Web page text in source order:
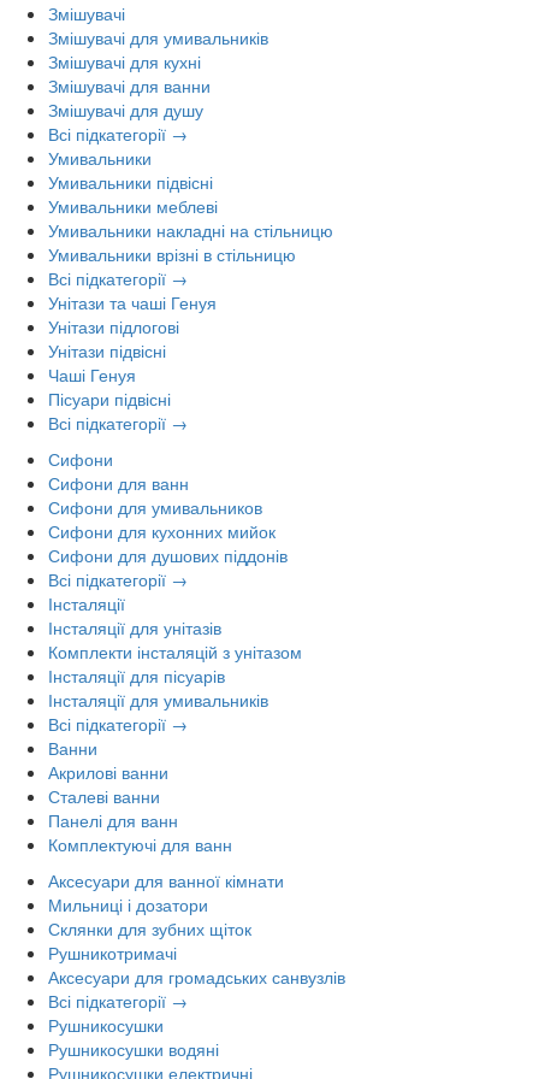
Змішувачі
Змішувачі для умивальників
Змішувачі для кухні
Змішувачі для ванни
Змішувачі для душу
Всі підкатегорії →
Умивальники
Умивальники підвісні
Умивальники меблеві
Умивальники накладні на стільницю
Умивальники врізні в стільницю
Всі підкатегорії →
Унітази та чаші Генуя
Унітази підлогові
Унітази підвісні
Чаші Генуя
Пісуари підвісні
Всі підкатегорії →
Сифони
Сифони для ванн
Сифони для умивальников
Сифони для кухонних мийок
Сифони для душових піддонів
Всі підкатегорії →
Інсталяції
Інсталяції для унітазів
Комплекти інсталяцій з унітазом
Інсталяції для пісуарів
Інсталяції для умивальників
Всі підкатегорії →
Ванни
Акрилові ванни
Сталеві ванни
Панелі для ванн
Комплектуючі для ванн
Аксесуари для ванної кімнати
Мильниці і дозатори
Склянки для зубних щіток
Рушникотримачі
Аксесуари для громадських санвузлів
Всі підкатегорії →
Рушникосушки
Рушникосушки водяні
Рушникосушки електричні